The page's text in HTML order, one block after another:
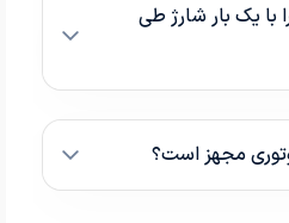
یک بار شارژ طی
مجهز است؟